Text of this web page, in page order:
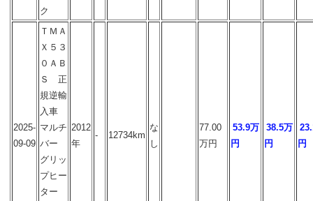
ク
2025-
09-09
ＴＭＡ
Ｘ５３
０ＡＢ
Ｓ 正
規逆輸
入車
マルチ
バー
グリッ
プヒー
ター
2012
年
- 12734km
な
し
77.00
万円
53.9万
円
38.5万
円
円